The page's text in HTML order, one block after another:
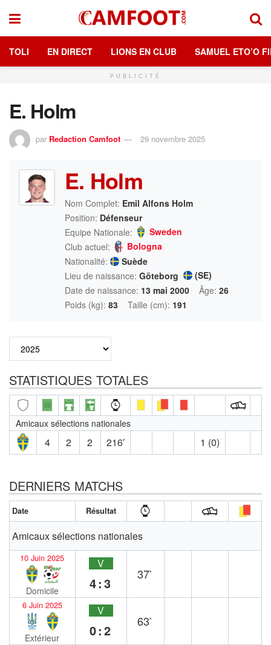
TOLI EN DIRECT LIONS EN CLUB SAMUEL ETO’O
PUBLICITÉ
E. Holm
par Redaction Camfoot 29 novembre 2025
E. Holm
Nom Complet: Emil Alfons Holm
Position: Défenseur
Equipe Nationale:
Sweden
Club actuel:
Bologna
Nationalité:
Suède
Lieu de naissance: Göteborg
(SE)
Date de naissance: 13 mai 2000 Âge: 26
Poids (kg): 83 Taille (cm): 191
STATISTIQUES TOTALES
Amicaux sélections nationales
4 2 2 216′ 1 (0)
DERNIERS MATCHS
Date Résultat
Amicaux sélections nationales
10 Juin 2025
Domicile
V
4:3
37`
6 Juin 2025
Extérieur
V
0:2
63`